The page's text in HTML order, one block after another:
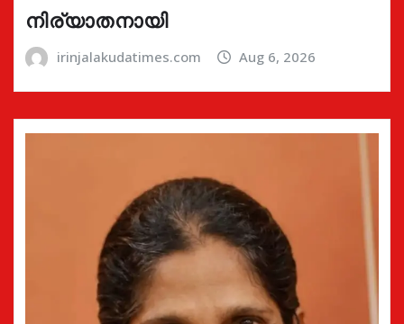
നിര്യാതനായി
irinjalakudatimes.com Aug 6, 2026